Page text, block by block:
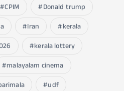
CPIM
Donald trump
Iran
kerala
kerala lottery
malayalam cinema
udf